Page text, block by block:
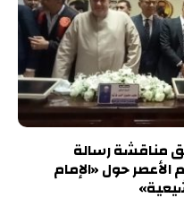
مناقشة رسالة
حول «الإمام